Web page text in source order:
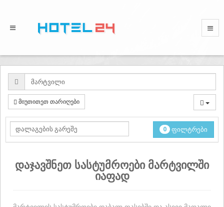
მიუთითეთ თარიღები
0 ფილტრები
დაჯავშნეთ სასტუმროები მარტვილში
იაფად